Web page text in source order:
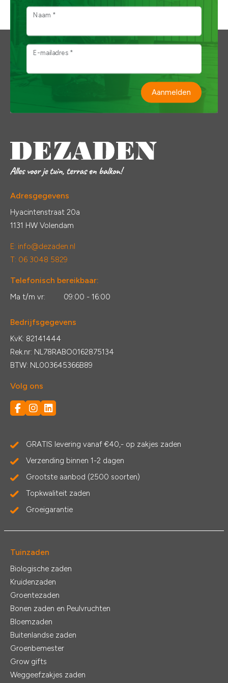
beginnen.
Naam *
E-mailadres *
Aanmelden
Adresgegevens
Hyacintenstraat 20a
1131 HW Volendam
E: info@dezaden.nl
T: 06 3048 5829
Telefonisch bereikbaar:
Ma t/m vr: 09:00 - 16:00
Bedrijfsgegevens
KvK: 82141444
Rek.nr: NL78RABO0162875134
BTW: NL003645366B89
Volg ons
GRATIS levering vanaf €40,- op zakjes zaden
Verzending binnen 1-2 dagen
Grootste aanbod (2500 soorten)
Topkwaliteit zaden
Groeigarantie
Tuinzaden
Biologische zaden
Kruidenzaden
Groentezaden
Bonen zaden en Peulvruchten
Bloemzaden
Buitenlandse zaden
Groenbemester
Grow gifts
Weggeefzakjes zaden